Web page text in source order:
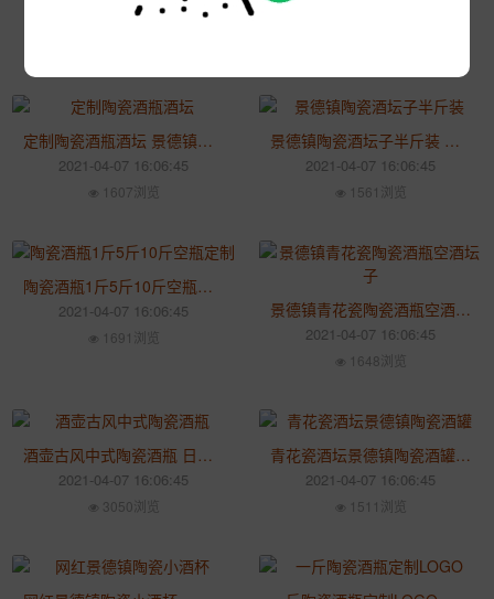
2123浏览
定制陶瓷酒瓶酒坛 景德镇陶瓷空瓶土窖藏仿古5斤小酒坛
2021-04-07 16:06:45
1607浏览
景德镇陶瓷酒坛子半斤装 空酒瓶家用现代创意酒具密封小酒瓶
2021-04-07 16:06:45
1561浏览
陶瓷酒瓶1斤5斤10斤空瓶定制 景德镇白酒瓶仿古酒壶储酒罐
2021-04-07 16:06:45
1691浏览
景德镇青花瓷陶瓷酒瓶空酒坛子 五斤装小口空酒壶密封酒罐
2021-04-07 16:06:45
1648浏览
酒壶古风中式陶瓷酒瓶 日式小酒罐子装饰密封酒瓶 酒厂通用陶瓷空瓶
2021-04-07 16:06:45
3050浏览
青花瓷酒坛景德镇陶瓷酒罐 窖藏泡酒缸子10斤密封空酒罐带龙头
2021-04-07 16:06:45
1511浏览